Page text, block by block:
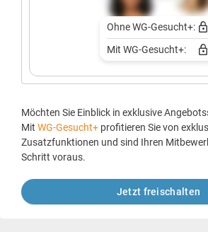
Ohne WG-Gesucht+:
Mit WG-Gesucht+:
Möchten Sie Einblick in exklusive
Mit WG-Gesucht+ profitieren Sie von
Zusatzfunktionen und sind Ihren
Schritt voraus.
Jetzt freischalten